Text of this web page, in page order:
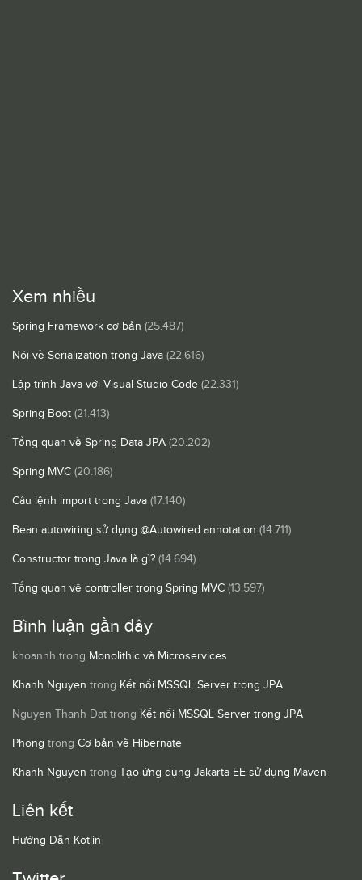
Xem nhiều
Spring Framework cơ bản (25.487)
Nói về Serialization trong Java (22.616)
Lập trình Java với Visual Studio Code (22.331)
Spring Boot (21.413)
Tổng quan về Spring Data JPA (20.202)
Spring MVC (20.186)
Câu lệnh import trong Java (17.140)
Bean autowiring sử dụng @Autowired annotation (14.711)
Constructor trong Java là gì? (14.694)
Tổng quan về controller trong Spring MVC (13.597)
Bình luận gần đây
khoannh trong Monolithic và Microservices
Khanh Nguyen trong Kết nối MSSQL Server trong JPA
Nguyen Thanh Dat trong Kết nối MSSQL Server trong JPA
Phong trong Cơ bản về Hibernate
Khanh Nguyen trong Tạo ứng dụng Jakarta EE sử dụng Maven
Liên kết
Hướng Dẫn Kotlin